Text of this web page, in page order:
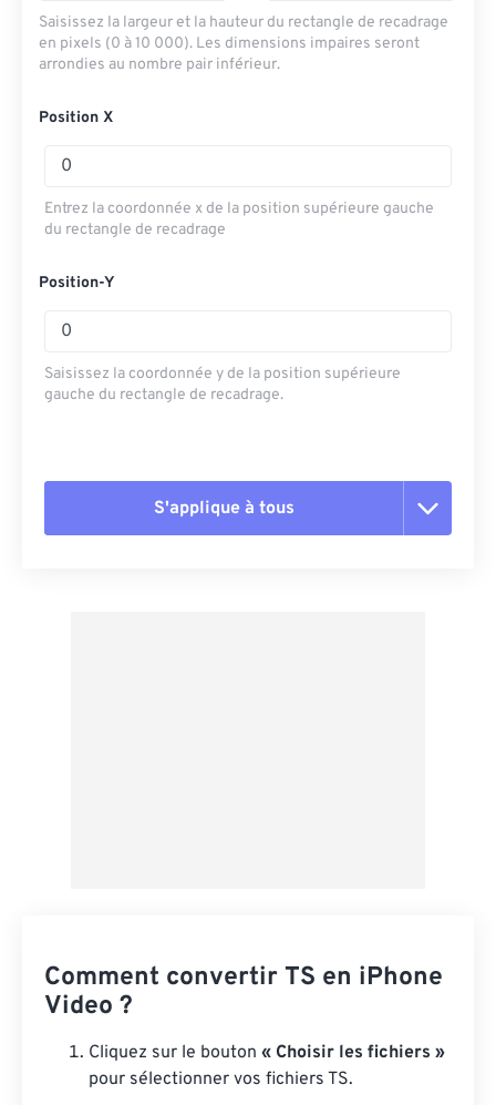
Saisissez la largeur et la hauteur du rectangle de recadrage
en pixels (0 à 10 000). Les dimensions impaires seront
arrondies au nombre pair inférieur.
Position X
Entrez la coordonnée x de la position supérieure gauche
du rectangle de recadrage
Position-Y
Saisissez la coordonnée y de la position supérieure
gauche du rectangle de recadrage.
S'applique à tous
Comment convertir TS en iPhone
Video ?
Cliquez sur le bouton « Choisir les fichiers »
pour sélectionner vos fichiers TS.